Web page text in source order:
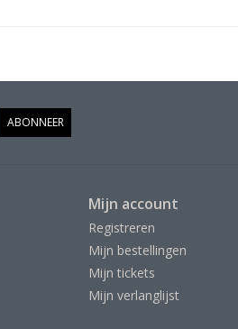
ABONNEER
Mijn account
Registreren
Mijn bestellingen
Mijn tickets
Mijn verlanglijst